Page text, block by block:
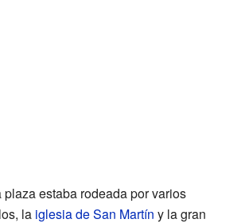
plaza estaba rodeada por varios
la iglesia de San Martín y la gran